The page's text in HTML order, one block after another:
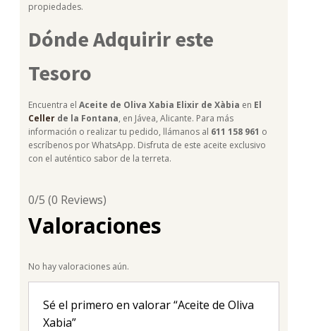
propiedades.
Dónde Adquirir este
Tesoro
Encuentra el Aceite de Oliva Xabia Elixir de Xàbia en El
Celler de la Fontana, en Jávea, Alicante. Para más
información o realizar tu pedido, llámanos al 611 158 961 o
escríbenos por WhatsApp. Disfruta de este aceite exclusivo
con el auténtico sabor de la terreta.
0/5 (0 Reviews)
Valoraciones
No hay valoraciones aún.
Sé el primero en valorar “Aceite de Oliva
Xabia”